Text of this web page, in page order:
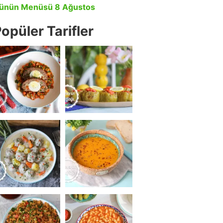
Menüsü 8 Ağustos
Tarifler